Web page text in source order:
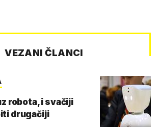
VEZANI ČLANCI
robota, i svačiji
drugačiji